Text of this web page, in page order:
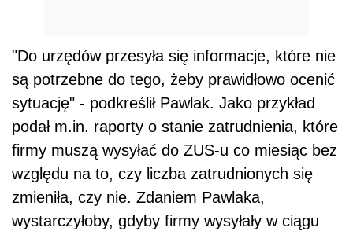
"Do urzędów przesyła się informacje, które nie
są potrzebne do tego, żeby prawidłowo ocenić
sytuację" - podkreślił Pawlak. Jako przykład
podał m.in. raporty o stanie zatrudnienia, które
firmy muszą wysyłać do ZUS-u co miesiąc bez
względu na to, czy liczba zatrudnionych się
zmieniła, czy nie. Zdaniem Pawlaka,
wystarczyłoby, gdyby firmy wysyłały w ciągu